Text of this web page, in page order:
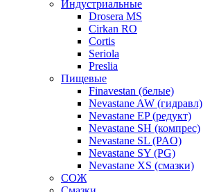
Индустриальные
Drosera MS
Cirkan RO
Cortis
Seriola
Preslia
Пищевые
Finavestan (белые)
Nevastane AW (гидравл)
Nevastane EP (редукт)
Nevastane SH (компрес)
Nevastane SL (PAO)
Nevastane SY (PG)
Nevastane XS (смазки)
СОЖ